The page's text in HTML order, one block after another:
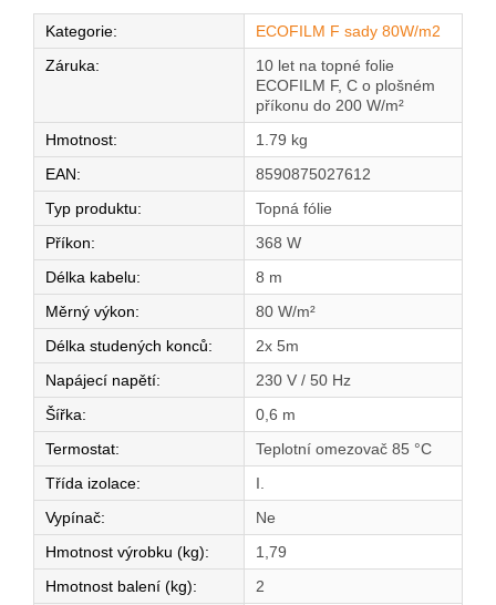
Kategorie:
ECOFILM F sady 80W/m2
Záruka:
10 let na topné folie
ECOFILM F, C o plošném
příkonu do 200 W/m²
Hmotnost:
1.79 kg
EAN:
8590875027612
Typ produktu:
Topná fólie
Příkon:
368 W
Délka kabelu:
8 m
Měrný výkon:
80 W/m²
Délka studených konců:
2x 5m
Napájecí napětí:
230 V / 50 Hz
Šířka:
0,6 m
Termostat:
Teplotní omezovač 85 °C
Třída izolace:
I.
Vypínač:
Ne
Hmotnost výrobku (kg):
1,79
Hmotnost balení (kg): 2